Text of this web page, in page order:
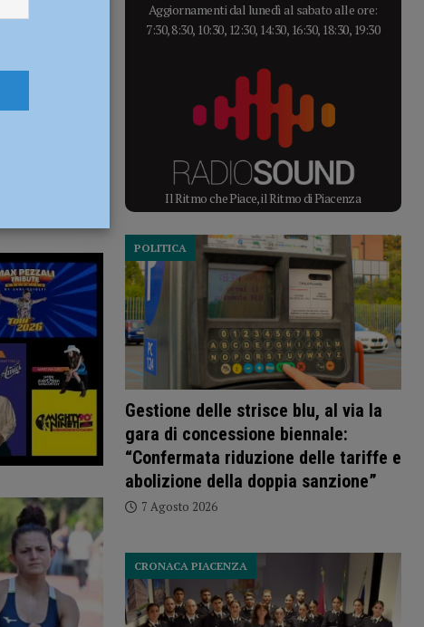
Aggiornamenti dal lunedì al sabato alle ore:
7:30, 8:30, 10:30, 12:30, 14:30, 16:30, 18:30, 19:30
Il Ritmo che Piace, il Ritmo di Piacenza
Gestione delle strisce blu, al via la
gara di concessione biennale:
“Confermata riduzione delle tariffe e
abolizione della doppia sanzione”
POLITICA
7 Agosto 2026
CRONACA PIACENZA